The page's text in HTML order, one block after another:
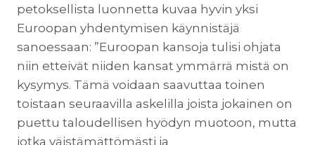
petoksellista luonnetta kuvaa hyvin yksi
Euroopan yhdentymisen käynnistäjä
sanoessaan: ”Euroopan kansoja tulisi ohjata
niin etteivät niiden kansat ymmärrä mistä on
kysymys. Tämä voidaan saavuttaa toinen
toistaan seuraavilla askelilla joista jokainen on
puettu taloudellisen hyödyn muotoon, mutta
jotka väistämättömästi ja